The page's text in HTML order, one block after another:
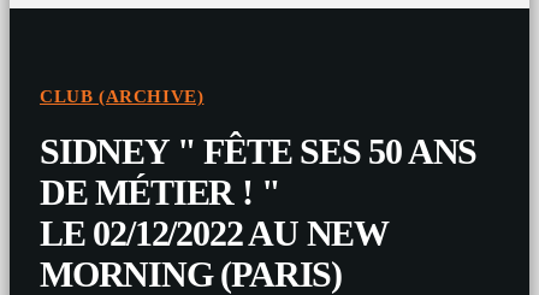
CLUB (ARCHIVE)
SIDNEY " FÊTE SES 50 ANS
DE MÉTIER ! "
LE 02/12/2022 AU NEW
MORNING (PARIS)